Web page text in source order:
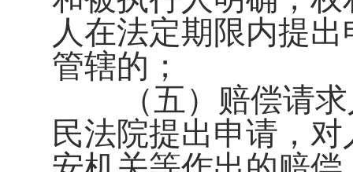
人在法定期限内提
管辖的；
（五）赔偿请
民法院提出申请，